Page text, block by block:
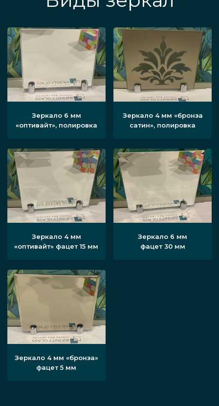
Зеркало 6 мм
«оптивайт», полировка
Зеркало 4 мм «бронза
сатин», полировка
Зеркало 4 мм
«оптивайт» фацет 15 мм
Зеркало 6 мм
фацет 30 мм
Зеркало 4 мм «бронза»
фацет 5 мм